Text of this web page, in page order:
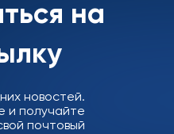
на
новостей.
и получайте
почтовый